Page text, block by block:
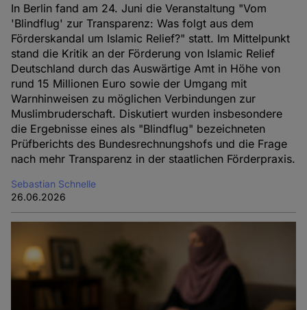
In Berlin fand am 24. Juni die Veranstaltung "Vom
'Blindflug' zur Transparenz: Was folgt aus dem
Förderskandal um Islamic Relief?" statt. Im Mittelpunkt
stand die Kritik an der Förderung von Islamic Relief
Deutschland durch das Auswärtige Amt in Höhe von
rund 15 Millionen Euro sowie der Umgang mit
Warnhinweisen zu möglichen Verbindungen zur
Muslimbruderschaft. Diskutiert wurden insbesondere
die Ergebnisse eines als "Blindflug" bezeichneten
Prüfberichts des Bundesrechnungshofs und die Frage
nach mehr Transparenz in der staatlichen Förderpraxis.
Sebastian Schnelle
26.06.2026